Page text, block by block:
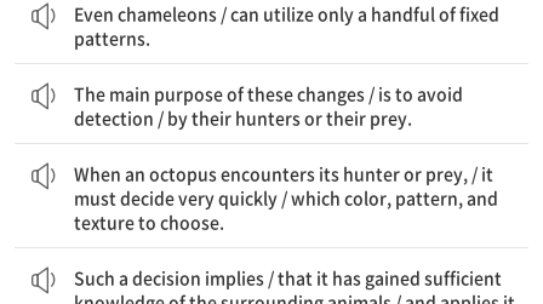
Even chameleons / can utilize only a handful of fixed
patterns.
The main purpose of these changes / is to avoid
detection / by their hunters or their prey.
When an octopus encounters its hunter or prey, / it
must decide very quickly / which color, pattern, and
texture to choose.
Such a decision implies / that it has gained sufficient